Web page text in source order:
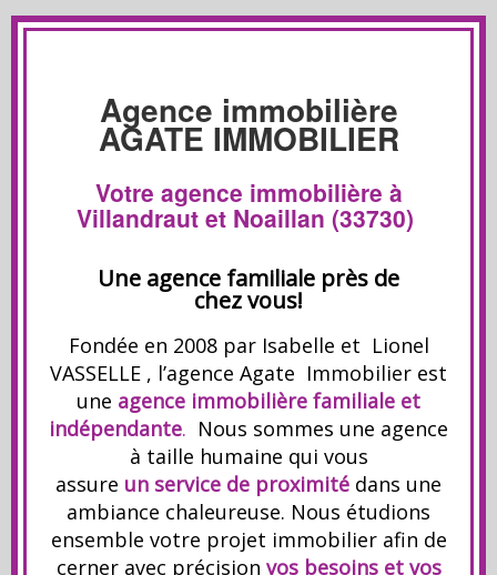
Agence immobilière
AGATE IMMOBILIER
Votre agence immobilière à
Villandraut et Noaillan (33730)
Une agence familiale près de
chez vous!
Fondée en 2008 par Isabelle et Lionel
VASSELLE , l’agence Agate Immobilier est
une agence immobilière familiale et
indépendante. Nous sommes une agence
à taille humaine qui vous
assure un service de proximité dans une
ambiance chaleureuse. Nous étudions
ensemble votre projet immobilier afin de
cerner avec précision vos besoins et vos